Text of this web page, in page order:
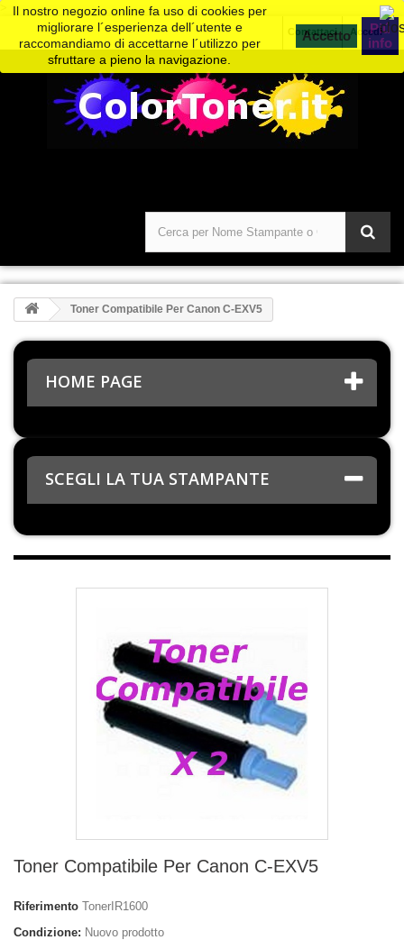
Accedi
Contattaci
Il nostro negozio online fa uso di cookies per
migliorare l´esperienza dell´utente e
raccomandiamo di accettarne l´utilizzo per
sfruttare a pieno la navigazione.
Piú
info
Toner Compatibile Per Canon C-EXV5
HOME PAGE
SCEGLI LA TUA STAMPANTE
Toner Compatibile Per Canon C-EXV5
Riferimento TonerIR1600
Condizione: Nuovo prodotto